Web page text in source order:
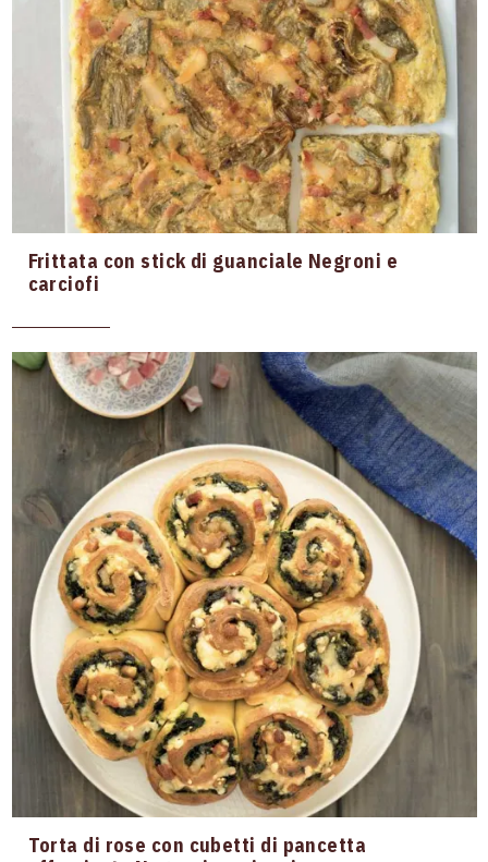
Frittata con stick di guanciale Negroni e
carciofi
Torta di rose con cubetti di pancetta